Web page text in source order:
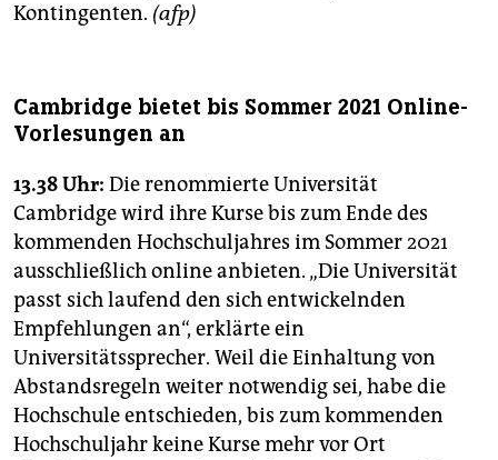
Kontingenten. (afp)
Cambridge bietet bis Sommer 2021 Online-
Vorlesungen an
13.38 Uhr: Die renommierte Universität
Cambridge wird ihre Kurse bis zum Ende des
kommenden Hochschuljahres im Sommer 2021
ausschließlich online anbieten. „Die Universität
passt sich laufend den sich entwickelnden
Empfehlungen an“, erklärte ein
Universitätssprecher. Weil die Einhaltung von
Abstandsregeln weiter notwendig sei, habe die
Hochschule entschieden, bis zum kommenden
Hochschuljahr keine Kurse mehr vor Ort